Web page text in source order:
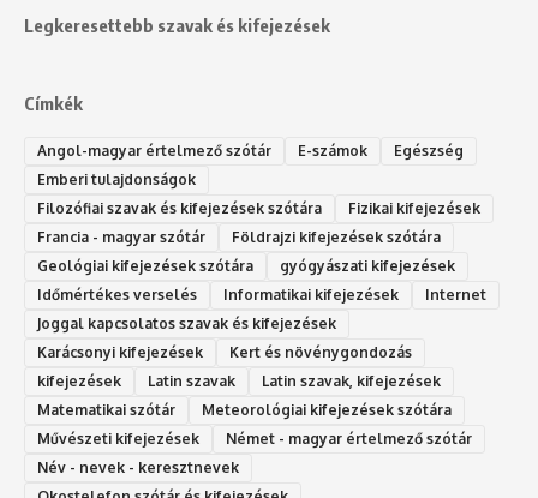
Legkeresettebb szavak és kifejezések
Címkék
Angol-magyar értelmező szótár E-számok
Egészség
Emberi tulajdonságok
Filozófiai szavak és kifejezések szótára
Fizikai kifejezések
Francia - magyar szótár
Földrajzi kifejezések szótára
Geológiai kifejezések szótára
gyógyászati kifejezések
Időmértékes verselés
Informatikai kifejezések
Internet
Joggal kapcsolatos szavak és kifejezések
Karácsonyi kifejezések
Kert és növénygondozás
kifejezések
Latin szavak
Latin szavak, kifejezések
Matematikai szótár
Meteorológiai kifejezések szótára
Művészeti kifejezések
Német - magyar értelmező szótár
Név - nevek - keresztnevek